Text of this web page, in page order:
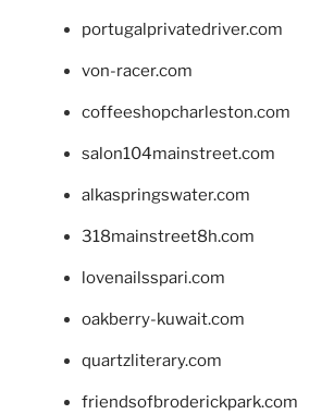
portugalprivatedriver.com
von-racer.com
coffeeshopcharleston.com
salon104mainstreet.com
alkaspringswater.com
318mainstreet8h.com
lovenailsspari.com
oakberry-kuwait.com
quartzliterary.com
friendsofbroderickpark.com